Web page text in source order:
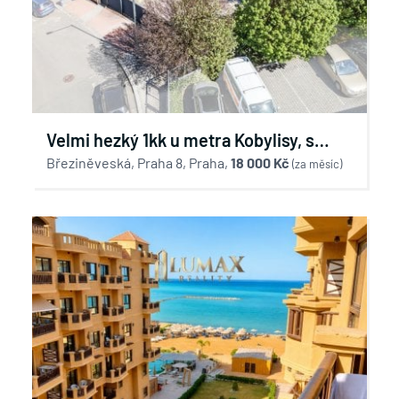
Velmi hezký 1kk u metra Kobylisy, s
možností parkování v uzamčeném
Březiněveská, Praha 8, Praha, 18 000 Kč (za měsíc)